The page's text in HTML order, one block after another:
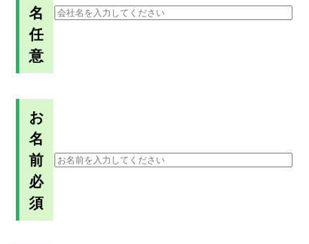
名
任
意
お
名
前
必
須